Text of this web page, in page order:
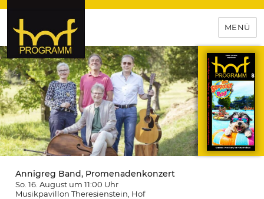
hof-programm – das
Veranstaltungsportal für
Hochfranken
MENÜ
Annigreg Band, Promenadenkonzert
So. 16. August um 11:00 Uhr
Musikpavillon Theresienstein , Hof